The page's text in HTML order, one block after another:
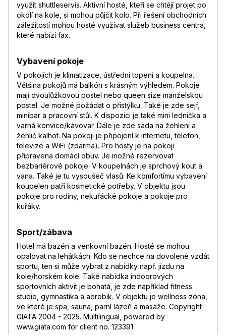
využít shuttleservis. Aktivní hosté, kteří se chtějí projet po
okolí na kole, si mohou půjčit kolo. Při řešení obchodních
záležitostí mohou hosté využívat služeb business centra,
které nabízí fax.
Vybavení pokoje
V pokojích je klimatizace, ústřední topení a koupelna.
Většina pokojů má balkón s krásným výhledem. Pokoje
mají dvoulůžkovou postel nebo queen size manželskou
postel. Je možné požádat o přistýlku. Také je zde sejf,
minibar a pracovní stůl. K dispozici je také mini lednička a
varná konvice/kávovar. Dále je zde sada na žehlení a
žehlič kalhot. Na pokoji je připojení k internetu, telefon,
televize a WiFi (zdarma). Pro hosty je na pokoji
připravena domácí obuv. Je možné rezervovat
bezbariérové pokoje. V koupelnách je sprchový kout a
vana. Také je tu vysoušeč vlasů. Ke komfortímu vybavení
koupelen patří kosmetické potřeby. V objektu jsou
pokoje pro rodiny, nekuřácké pokoje a pokoje pro
kuřáky.
Sport/zábava
Hotel má bazén a venkovní bazén. Hosté se mohou
opalovat na lehátkách. Kdo se nechce na dovolené vzdát
sportu, ten si může vybrat z nabídky např. jízdu na
kole/horském kole. Také nabídka indoorových
sportovních aktivit je bohatá, je zde například fitness
studio, gymnastika a aerobik. V objektu je wellness zóna,
ve které je spa, sauna, parní lázeň a masáže. Copyright
GIATA 2004 - 2025. Multilingual, powered by
www.giata.com for client no. 123391